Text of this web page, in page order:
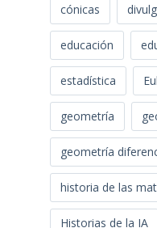
cónicas
educación
estadística
geometría
geometría
historia de las
Historias de la IA